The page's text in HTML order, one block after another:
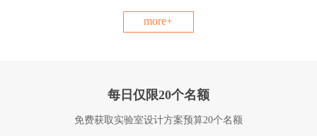
more+
每日仅限20个名额
免费获取实验室设计方案预算20个名额